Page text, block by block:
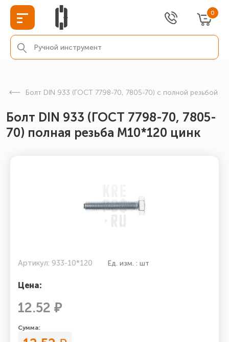
0
Болт DIN 933 (ГОСТ 7798-70, 7805-70) с полной резьбой
Болт DIN 933 (ГОСТ 7798-70, 7805-
70) полная резьба М10*120 цинк
Артикул: 933-10*120 Ед. изм. : шт
Цена:
12.52 ₽
Сумма: